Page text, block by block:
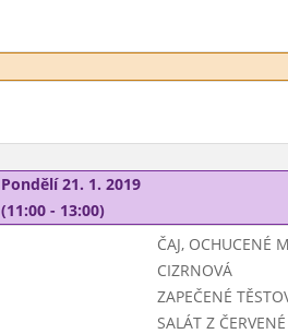
Pondělí 21. 1. 2019
(11:00 - 13:00)
ČAJ, OCHUCENÉ
CIZRNOVÁ
ZAPEČENÉ
SALÁT Z